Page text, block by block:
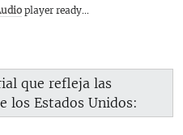
player ready...
que refleja las
los Estados Unidos: